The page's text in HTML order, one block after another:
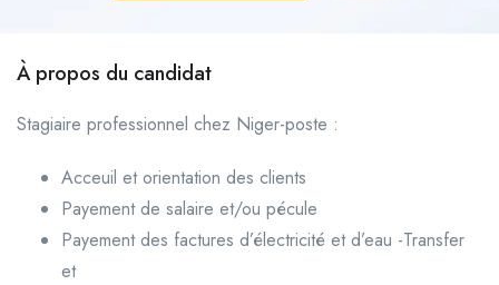
À propos du candidat
Stagiaire professionnel chez Niger-poste :
Acceuil et orientation des clients
Payement de salaire et/ou pécule
Payement des factures d’électricité et d’eau -Transfer
et